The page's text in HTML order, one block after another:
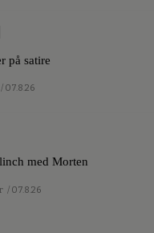
på satire
/ 07.8.26
med Morten
/ 07.8.26